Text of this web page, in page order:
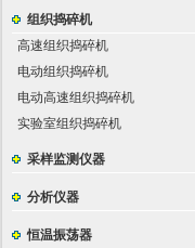
组织捣碎机
高速组织捣碎机
电动组织捣碎机
电动高速组织捣碎机
实验室组织捣碎机
采样监测仪器
分析仪器
恒温振荡器